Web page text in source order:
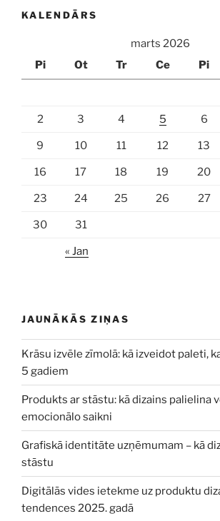
KALENDĀRS
marts 2026
Pi
Ot Tr Ce Pi
2 3 4 5 6
9 10 11 12 13
16 17 18 19 20
23 24 25 26 27
30 31
« Jan
JAUNĀKĀS ZIŅAS
Krāsu izvēle zīmolā: kā izveidot paleti,
5 gadiem
Produkts ar stāstu: kā dizains palielina
emocionālo saikni
Grafiskā identitāte uzņēmumam – kā
stāstu
Digitālās vides ietekme uz produktu
tendences 2025. gadā